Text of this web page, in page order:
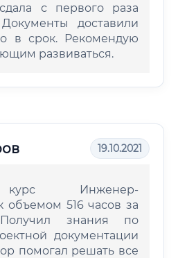
с первого раза
доставили
в срок. Рекомендую
развиваться.
19.10.2021
Инженер-
объемом 516 часов за
знания по
документации
помогал решать все